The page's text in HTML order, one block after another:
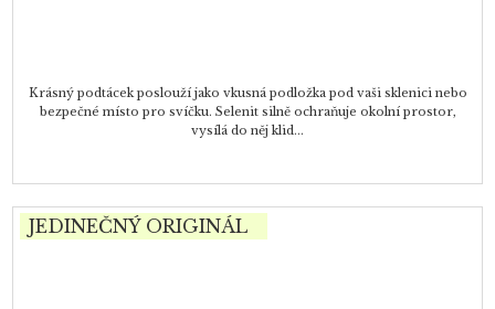
Krásný podtácek poslouží jako vkusná podložka pod vaši sklenici nebo
bezpečné místo pro svíčku. Selenit silně ochraňuje okolní prostor,
vysílá do něj klid...
JEDINEČNÝ ORIGINÁL